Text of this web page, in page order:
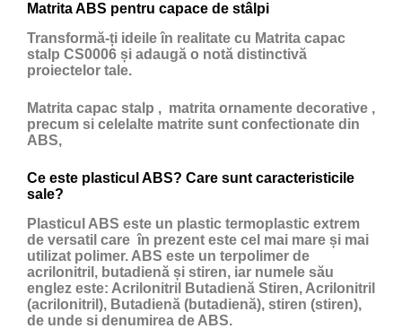
Matrita ABS pentru capace de stâlpi
Transformă-ți ideile în realitate cu Matrita capac
stalp CS0006 și adaugă o notă distinctivă
proiectelor tale.
Matrita capac stalp , matrita ornamente decorative ,
precum si celelalte matrite sunt confectionate din
ABS,
Ce este plasticul ABS? Care sunt caracteristicile
sale?
Plasticul ABS este un plastic termoplastic extrem
de versatil care în prezent este cel mai mare și mai
utilizat polimer. ABS este un terpolimer de
acrilonitril, butadienă și stiren, iar numele său
englez este: Acrilonitril Butadienă Stiren, Acrilonitril
(acrilonitril), Butadienă (butadienă), stiren (stiren),
de unde si denumirea de ABS.